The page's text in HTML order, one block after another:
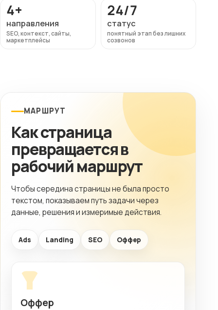
4+
направления
SEO, контекст, сайты,
маркетплейсы
24/7
статус
понятный этап без лишних
созвонов
МАРШРУТ
Как страница
превращается в
рабочий маршрут
Чтобы середина страницы не была просто
текстом, показываем путь задачи через
данные, решения и измеримые действия.
Ads Landing SEO Оффер
Оффер